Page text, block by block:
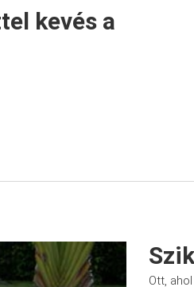
kevés a
Ott,